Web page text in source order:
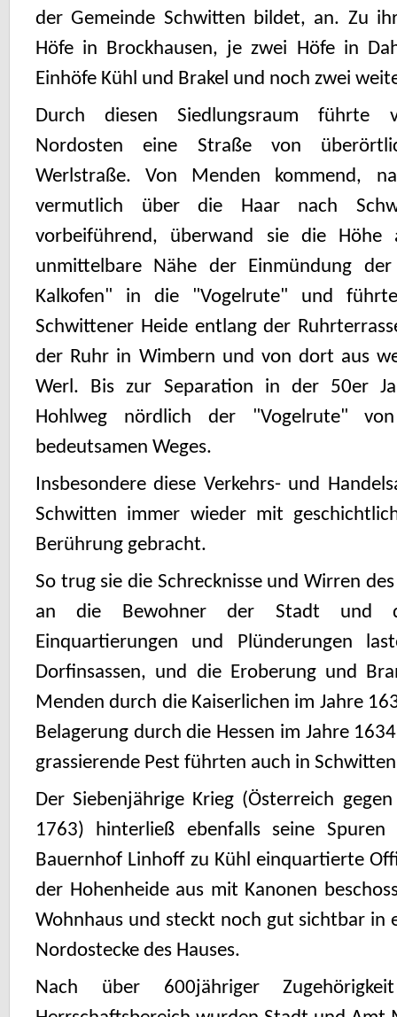
der Gemeinde Schwitten bildet, an. Zu
Höfe in Brockhausen, je zwei Höfe in
Einhöfe Kühl und Brakel und noch zwei
Durch diesen Siedlungsraum führte
Nordosten eine Straße von
Werlstraße. Von Menden kommend,
vermutlich über die Haar nach
vorbeiführend, überwand sie die Höhe
unmittelbare Nähe der Einmündung
Kalkofen" in die "Vogelrute" und
Schwittener Heide entlang der
der Ruhr in Wimbern und von dort aus
Werl. Bis zur Separation in der 50er
Hohlweg nördlich der "Vogelrute"
bedeutsamen Weges.
Insbesondere diese Verkehrs- und
Schwitten immer wieder mit
Berührung gebracht.
So trug sie die Schrecknisse und Wirren
an die Bewohner der Stadt und
Einquartierungen und Plünderungen
Dorfinsassen, und die Eroberung und
Menden durch die Kaiserlichen im Jahre
Belagerung durch die Hessen im Jahre
grassierende Pest führten auch in
Der Siebenjährige Krieg (Österreich
1763) hinterließ ebenfalls seine
Bauernhof Linhoff zu Kühl einquartierte
der Hohenheide aus mit Kanonen
Wohnhaus und steckt noch gut sichtbar in
Nordostecke des Hauses.
Nach über 600jähriger